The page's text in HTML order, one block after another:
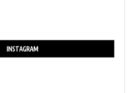
INSTAGRAM